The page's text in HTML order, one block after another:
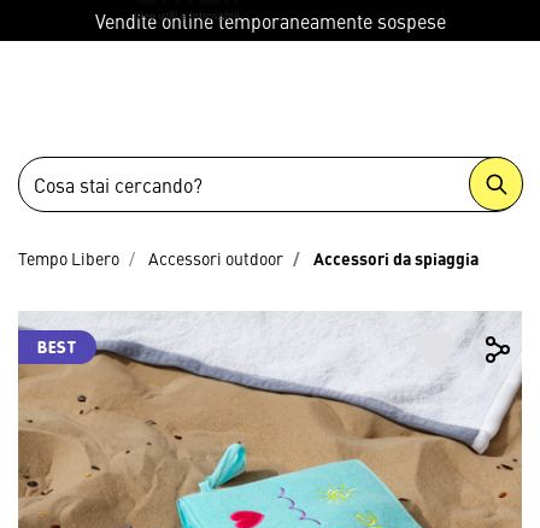
Vendite online temporaneamente sospese
Tempo Libero Accessori outdoor Accessori da spiaggia
BEST